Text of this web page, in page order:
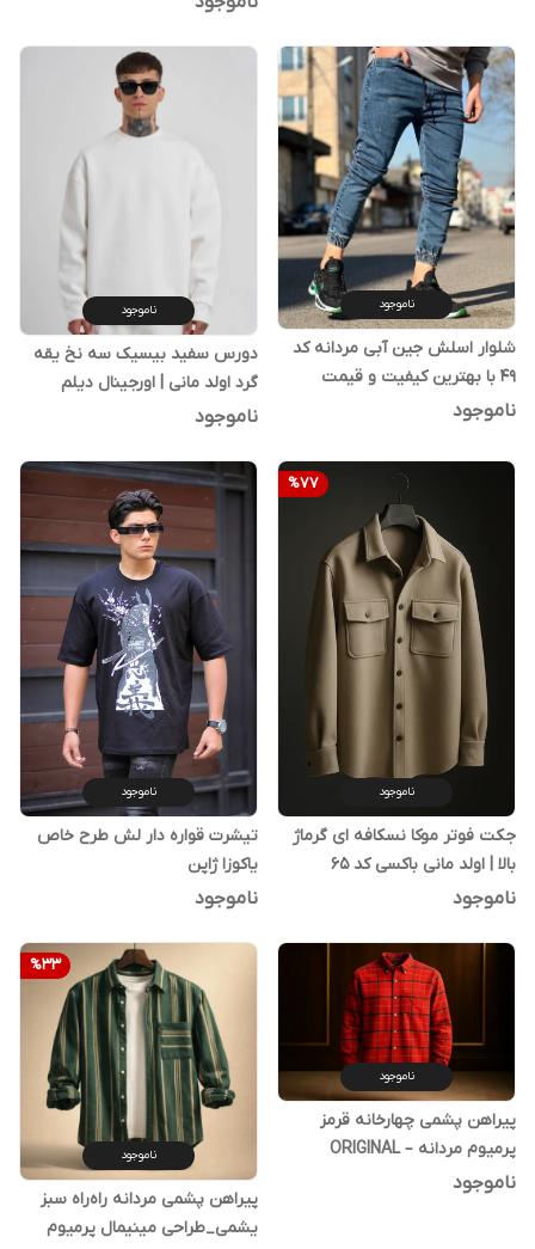
ناموجود
شلوار اسلش جین آبی مردانه کد
49 با بهترین کیفیت و قیمت
ناموجود
ناموجود
دورس سفید بیسیک سه نخ یقه
گرد اولد مانی | اورجینال دیلم
ناموجود
%77
ناموجود
جکت فوتر موکا نسکافه ای گرماژ
بالا | اولد مانی باکسی کد ۶۵
اورجینال دیلم
ناموجود
ناموجود
تیشرت قواره دار لش طرح خاص
یاکوزا ژاپن
ناموجود
ناموجود
پیراهن پشمی چهارخانه قرمز
پرمیوم مردانه – ORIGINAL
DEYLAM» کد۲
ناموجود
%33
ناموجود
پیراهن پشمی مردانه راه‌راه سبز
یشمی_طراحی مینیمال پرمیوم